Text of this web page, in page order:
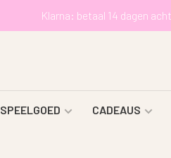
Klarna: betaal 14 dagen
SPEELGOED CADEAUS